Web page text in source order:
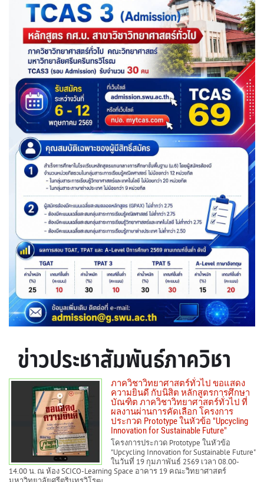
ข่าวประชาสัมพันธ์ภาควิชา
ภาควิชาวิทยาศาสตร์ทั่วไป ขอแสดง
ความยินดี กับนิสิต หลักสูตรการศึกษา
บัณฑิต ภาควิชาวิทยาศาสตร์ทั่วไป ที่
ผลงานผ่านการคัดเลือก โครงการ
ประกวด Prototype ในหัวข้อ "Upcycling
Innovation for Sustainable Future"
โครงการประกวด Prototype ในหัวข้อ
"Upcycling Innovation for Sustainable Future"
ในวันที่ 19 กุมภาพันธ์ 2569 เวลา 08.00-
14.00 น. ณ ห้อง SCICO-Learning Space อาคาร 19 คณะวิทยาศาสตร์